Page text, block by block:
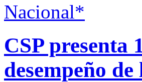
Nacional*
CSP presenta
desempeño